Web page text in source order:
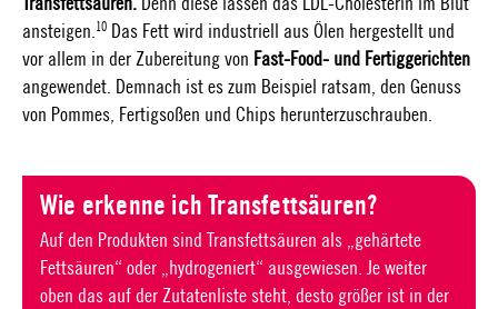
Transfettsäuren. Denn diese lassen das LDL-Cholesterin im Blut
ansteigen.10 Das Fett wird industriell aus Ölen hergestellt und
vor allem in der Zubereitung von Fast-Food- und Fertiggerichten
angewendet. Demnach ist es zum Beispiel ratsam, den Genuss
von Pommes, Fertigsoßen und Chips herunterzuschrauben.
Wie erkenne ich Transfettsäuren?
Auf den Produkten sind Transfettsäuren als „gehärtete
Fettsäuren“ oder „hydrogeniert“ ausgewiesen. Je weiter
oben das auf der Zutatenliste steht, desto größer ist in der